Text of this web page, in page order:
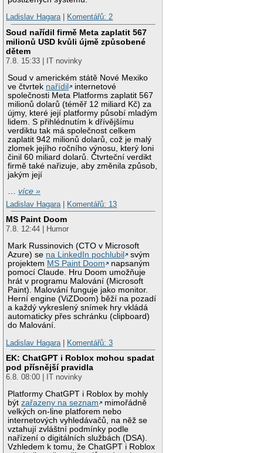
Ladislav Hagara| Komentářů: 2
Soud nařídil firmě Meta zaplatit 567
milionů USD kvůli újmě způsobené
dětem
7.8. 15:33 | IT novinky
Soud v americkém státě Nové Mexiko
ve čtvrtek nařídil
internetové
společnosti Meta Platforms zaplatit 567
milionů dolarů (téměř 12 miliard Kč) za
újmy, které její platformy působí mladým
lidem. S přihlédnutím k dřívějšímu
verdiktu tak má společnost celkem
zaplatit 942 milionů dolarů, což je malý
zlomek jejího ročního výnosu, který loni
činil 60 miliard dolarů. Čtvrteční verdikt
firmě také nařizuje, aby změnila způsob,
jakým její
…více »
Ladislav Hagara
Komentářů: 13
MS Paint Doom
7.8. 12:44 | Humor
Mark Russinovich (CTO v Microsoft
Azure) se na LinkedIn pochlubil
svým
projektem MS Paint Doom
napsaným
pomocí Claude. Hru Doom umožňuje
hrát v programu Malování (Microsoft
Paint). Malování funguje jako monitor.
Herní engine (ViZDoom) běží na pozadí
a každý vykreslený snímek hry vkládá
automaticky přes schránku (clipboard)
do Malování.
Ladislav Hagara
Komentářů: 3
EK: ChatGPT i Roblox mohou spadat
pod přísnější pravidla
6.8. 08:00 | IT novinky
Platformy ChatGPT i Roblox by mohly
býtzařazeny na seznam
mimořádně
velkých on-line platforem nebo
internetových vyhledávačů, na něž se
vztahují zvláštní podmínky podle
nařízení o digitálních službách (DSA).
Vzhledem k tomu, že ChatGPT i Roblox